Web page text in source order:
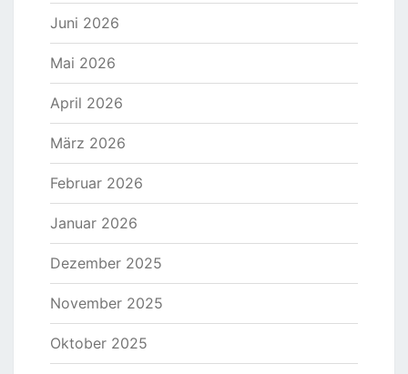
Juni 2026
Mai 2026
April 2026
März 2026
Februar 2026
Januar 2026
Dezember 2025
November 2025
Oktober 2025